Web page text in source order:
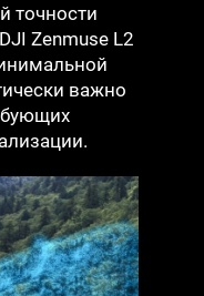
точности
Zenmuse L2
важно